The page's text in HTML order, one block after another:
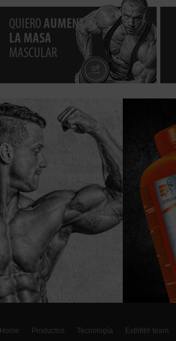
QUIERO AUMENTAR
LA MASA
MASCULAR
Home Productos Tecnología Extrifit® team